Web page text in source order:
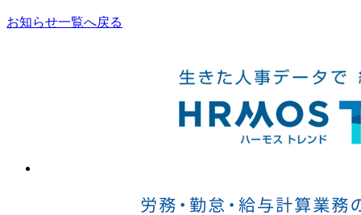
お知らせ一覧へ戻る